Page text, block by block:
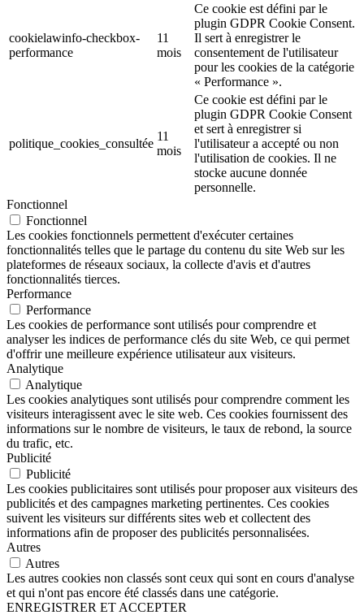
cookielawinfo-checkbox-
performance
11
mois
Ce cookie est défini par le
plugin GDPR Cookie Consent.
Il sert à enregistrer le
consentement de l'utilisateur
pour les cookies de la catégorie
« Performance ».
politique_cookies_consultée
11
mois
Ce cookie est défini par le
plugin GDPR Cookie Consent
et sert à enregistrer si
l'utilisateur a accepté ou non
l'utilisation de cookies. Il ne
stocke aucune donnée
personnelle.
Fonctionnel
Fonctionnel
Les cookies fonctionnels permettent d'exécuter certaines
fonctionnalités telles que le partage du contenu du site Web sur les
plateformes de réseaux sociaux, la collecte d'avis et d'autres
fonctionnalités tierces.
Performance
Performance
Les cookies de performance sont utilisés pour comprendre et
analyser les indices de performance clés du site Web, ce qui permet
d'offrir une meilleure expérience utilisateur aux visiteurs.
Analytique
Analytique
Les cookies analytiques sont utilisés pour comprendre comment les
visiteurs interagissent avec le site web. Ces cookies fournissent des
informations sur le nombre de visiteurs, le taux de rebond, la source
du trafic, etc.
Publicité
Publicité
Les cookies publicitaires sont utilisés pour proposer aux visiteurs des
publicités et des campagnes marketing pertinentes. Ces cookies
suivent les visiteurs sur différents sites web et collectent des
informations afin de proposer des publicités personnalisées.
Autres
Autres
Les autres cookies non classés sont ceux qui sont en cours d'analyse
et qui n'ont pas encore été classés dans une catégorie.
ENREGISTRER ET ACCEPTER